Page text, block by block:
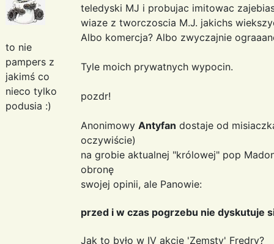
to nie
pampers z
jakimś co
nieco tylko
podusia :)
teledyski MJ i probujac imitowac
wiaze z tworczoscia M.J. jakichs
Albo komercja? Albo zwyczajnie
Tyle moich prywatnych wypocin.
pozdr!
Anonimowy Antyfan dostaje od
oczywiście)
na grobie aktualnej "królowej" pop
obronę
swojej opinii, ale Panowie:
przed i w czas pogrzebu nie dyskutuje
Jak to było w IV akcie 'Zemsty' Fredry?